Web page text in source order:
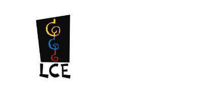
contenido